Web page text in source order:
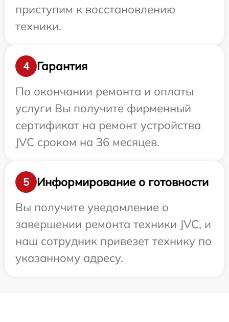
приступим к восстановлению
техники.
4
Гарантия
По окончании ремонта и оплаты
услуги Вы получите фирменный
сертификат на ремонт устройства
JVC сроком на 36 месяцев.
5
Информирование о готовности
Вы получите уведомление о
завершении ремонта техники JVC, и
наш сотрудник привезет технику по
указанному адресу.